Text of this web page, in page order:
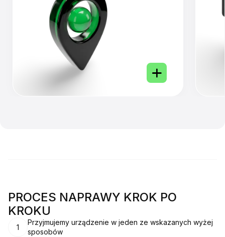
PROCES NAPRAWY KROK PO
KROKU
1
Przyjmujemy urządzenie w jeden ze wskazanych wyżej
sposobów